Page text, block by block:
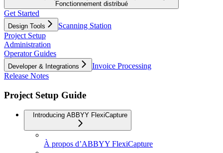
Fonctionnement distribué
Get Started
Design Tools
Scanning Station
Project Setup
Administration
Operator Guides
Developer & Integrations
Invoice Processing
Release Notes
Project Setup Guide
Introducing ABBYY FlexiCapture
À propos d’ABBYY FlexiCapture